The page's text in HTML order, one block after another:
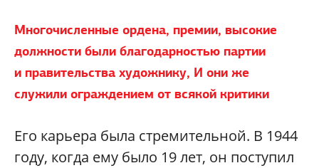
Многочисленные ордена, премии, высокие
должности были благодарностью партии
и правительства художнику, И они же
служили ограждением от всякой критики
Его карьера была стремительной. В 1944
году, когда ему было 19 лет, он поступил